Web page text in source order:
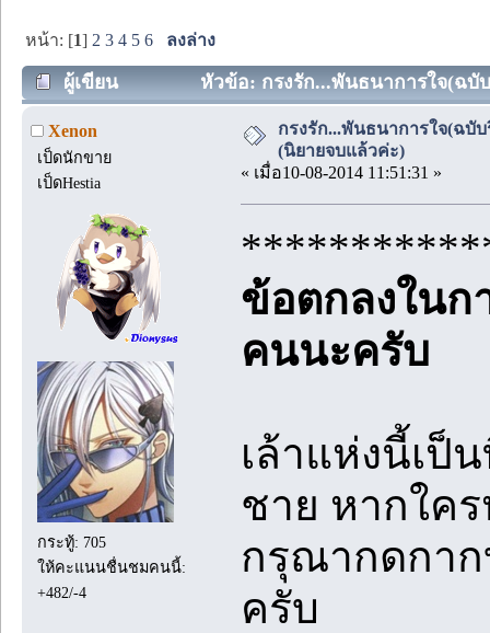
หน้า: [1] 2 3 4 5 6 ลงล่าง
ผู้เขียน หัวข้อ: กรงรัก...พันธนาการใจ(ฉบับ
Xenon
เป็ดนักขาย
เป็ดHestia
กระทู้: 705
ให้คะแนนชื่นชมคนนี้:
+482/-4
กรงรัก...พันธนาการใจ(ฉบับ
(นิยายจบแล้วค่ะ)
« เมื่อ10-08-2014 11:51:31 »
ข้อตกลงในก
คนนะครับ
เล้าแห่งนี้เป็
ชาย หากใค
กรุณากดกา
ครับ